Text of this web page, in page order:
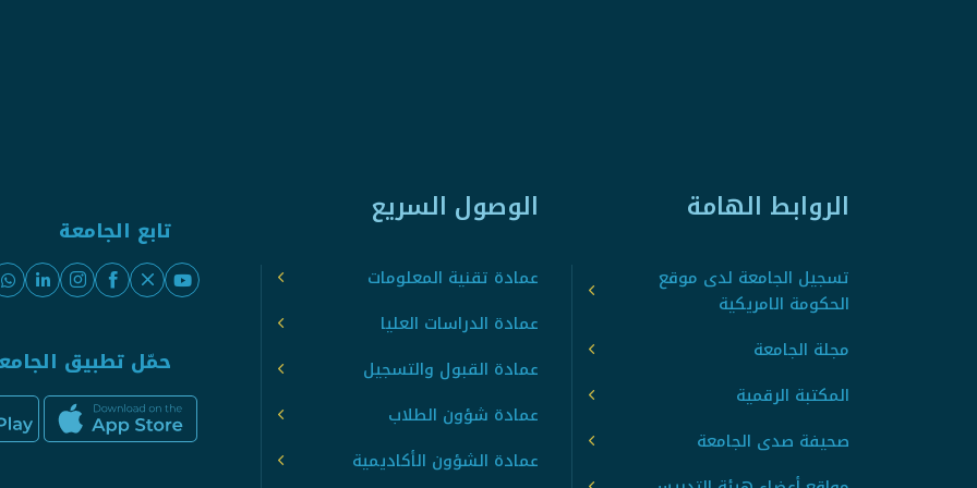
الروابط الهامة
تسجيل الجامعة لدى موقع
الحكومة الامريكية
مجلة الجامعة
المكتبة الرقمية
صحيفة صدى الجامعة
الوصول السريع
عمادة تقنية المعلومات
عمادة الدراسات العليا
عمادة القبول والتسجيل
عمادة شؤون الطلاب
عمادة الشؤون الأكاديمية
تابع الجامعة
حمّل تطبيق